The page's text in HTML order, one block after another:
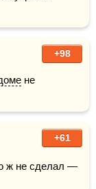
+98
не
+61
ж не сделал —